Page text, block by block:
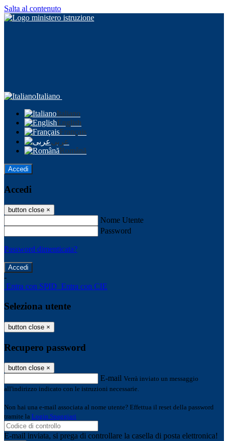
Salta al contenuto
Italiano
Italiano
English
Français
عربى
Română
Accedi
Accedi
button close ×
Nome Utente
Password
Password dimenticata?
-
Entra con SPID Entra con CIE
Seleziona utente
button close ×
Recupero password
button close ×
E-mail Verrà inviato un messaggio
all'indirizzo indicato con le istruzioni necessarie.
Non hai una e-mail associata al nome utente? Effettua il reset della password
tramite la Login Spaggiari
E-mail inviata, si prega di controllare la casella di posta elettronica!